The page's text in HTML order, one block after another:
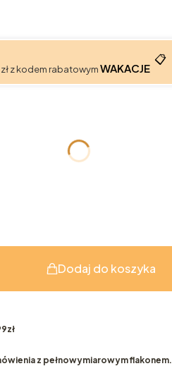
z kodem rabatowymWAKACJE
📋
Dodaj do koszyka
z pełnowymiarowym flakonem.